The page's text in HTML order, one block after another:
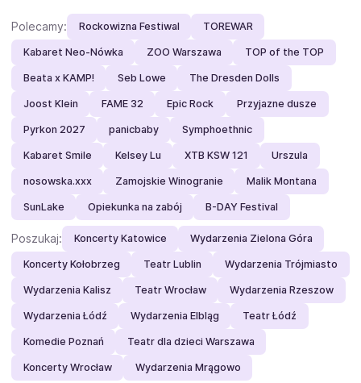
Polecamy: Rockowizna Festiwal TOREWAR
Kabaret Neo-Nówka ZOO Warszawa TOP of the TOP
Beata x KAMP! Seb Lowe The Dresden Dolls
Joost Klein FAME 32 Epic Rock Przyjazne dusze
Pyrkon 2027 panicbaby Symphoethnic
Kabaret Smile Kelsey Lu XTB KSW 121 Urszula
nosowska.xxx Zamojskie Winogranie Malik Montana
SunLake Opiekunka na zabój B-DAY Festival
Poszukaj: Koncerty Katowice Wydarzenia Zielona Góra
Koncerty Kołobrzeg Teatr Lublin Wydarzenia Trójmiasto
Wydarzenia Kalisz Teatr Wrocław Wydarzenia Rzeszow
Wydarzenia Łódź Wydarzenia Elbląg Teatr Łódź
Komedie Poznań Teatr dla dzieci Warszawa
Koncerty Wrocław Wydarzenia Mrągowo